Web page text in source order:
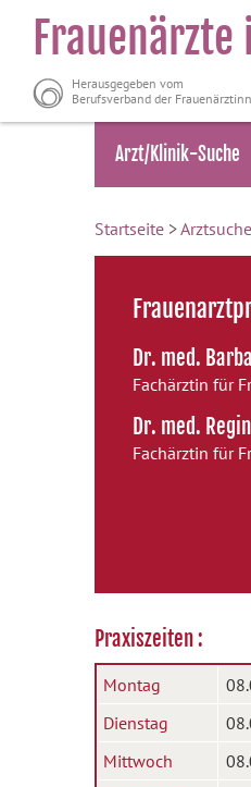
Frauenärzte
Herausgegeben vom
Berufsverband der
Arzt/Klinik-Suche
Startseite >Arztsuche
Dr. med.
Fachärztin für
Dr. med.
Fachärztin für
Praxiszeiten :
Montag
Dienstag
Mittwoch